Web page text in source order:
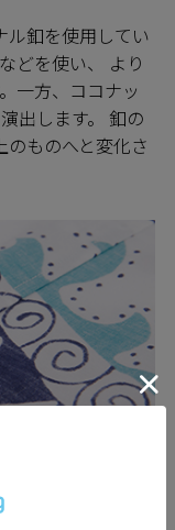
ル釦を使用してい
どを使い、 より
一方、ココナッ
出します。 釦の
ものへと変化さ